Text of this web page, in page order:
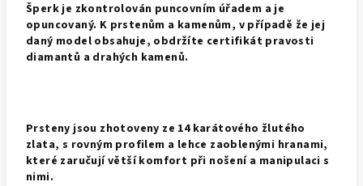
Šperk je zkontrolován puncovním úřadem a je
opuncovaný. K prstenům a kamenům, v případě že jej
daný model obsahuje, obdržíte certifikát pravosti
diamantů a drahých kamenů.
Prsteny jsou zhotoveny ze 14 karátového žlutého
zlata, s rovným profilem a lehce zaoblenými hranami,
které zaručují větší komfort při nošení a manipulaci s
nimi.